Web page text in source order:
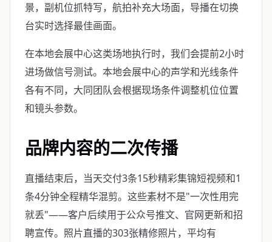
景，副机位抓特写，航拍补充大场面，导播在切换
台实时选择最佳画面。
在本地会展中心这类场地执行时，我们会提前2小时
进场做信号测试。本地会展中心的声学和光线条件
各有不同，大同团队会根据现场条件调整机位位置
和镜头参数。
品牌内容的二次传播
直播结束后，当天交付3条15秒精彩集锦短视频和1
条4分钟全程精华混剪。这些素材不是"一次性用完
就丢"——客户后续用于公众号推文、官网更新和招
聘宣传。照片直播的303张精修照片，平均有